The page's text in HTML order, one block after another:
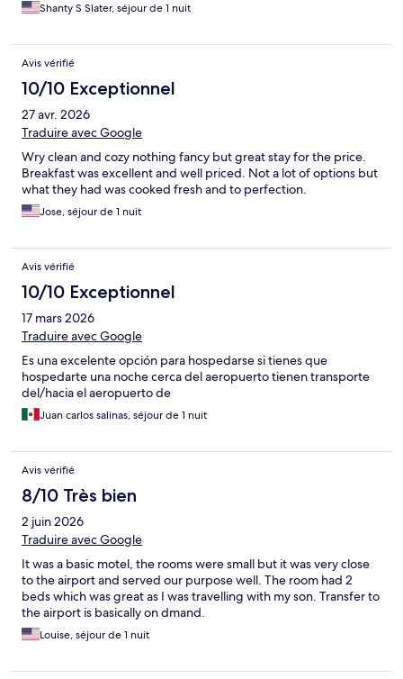
Shanty S Slater, séjour de 1 nuit
Avis vérifié
10/10 Exceptionnel
27 avr. 2026
Traduire avec Google
Wry clean and cozy nothing fancy but great stay for the price.
Breakfast was excellent and well priced. Not a lot of options but
what they had was cooked fresh and to perfection.
Jose, séjour de 1 nuit
Avis vérifié
10/10 Exceptionnel
17 mars 2026
Traduire avec Google
Es una excelente opción para hospedarse si tienes que
hospedarte una noche cerca del aeropuerto tienen transporte
del/hacia el aeropuerto de
Juan carlos salinas, séjour de 1 nuit
Avis vérifié
8/10 Très bien
2 juin 2026
Traduire avec Google
It was a basic motel, the rooms were small but it was very close
to the airport and served our purpose well. The room had 2
beds which was great as I was travelling with my son. Transfer to
the airport is basically on dmand.
Louise, séjour de 1 nuit